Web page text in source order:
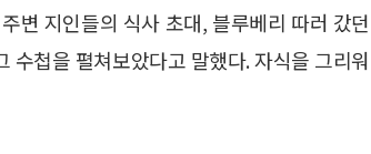
변 지인들의 식사 초대, 블루베리 따러 갔던
수첩을 펼쳐보았다고 말했다. 자식을 그리워